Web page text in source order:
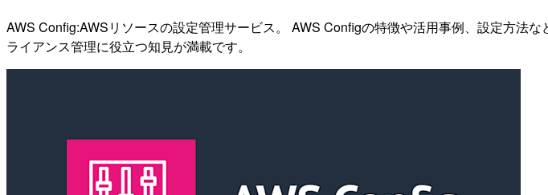
AWS Config:AWSリソースの設定管理サービス。 AWS Configの特徴や活用事例、設定方法
ライアンス管理に役立つ知見が満載です。